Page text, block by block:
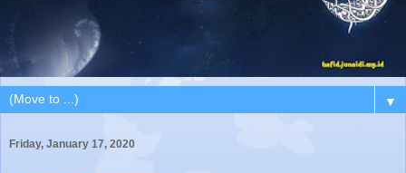
▼
Friday, January 17, 2020